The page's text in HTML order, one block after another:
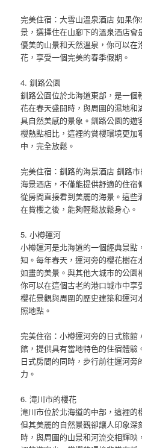
完美住宿：大雪山溫泉酒店 如果
景，選擇住在山腳下的溫泉酒店
優美的山景和天然溫泉，你可以
花，享受一個完美的春季假期。
4. 釧路公園
釧路公園位於北海道東部，是一
花在春天盛開時，與周圍的濕地
具自然美感的景象。釧路公園的遊
櫻熱點相比，這裡的賞櫻環境更
中，完全放鬆。
完美住宿：釧路的海景酒店 釧路
海景酒店，不僅能提供舒適的住宿
從房間直接看到美麗的海景。這
在賞櫻之後，能夠輕鬆放鬆身心。
5. 小樽運河
小樽運河是北海道的一個經典景
知。每年春天，運河旁的櫻花樹
如畫的美景。與其他大城市的公
你可以在這個古老的港口城市中享
櫻花景觀與周圍的歷史建築和運河
照地點。
完美住宿：小樽運河旁的日式旅
館，提供具有當地特色的住宿體
日式房間的同時，步行前往運河
力。
6. 滝川市的櫻花
滝川市位於北海道的中部，這裡的
但其美麗的自然景觀卻讓人印象深
時，與周圍的山景和河流交相輝